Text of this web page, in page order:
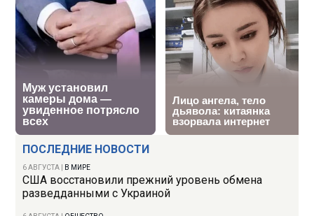
ПОСЛЕДНИЕ НОВОСТИ
6 АВГУСТА В МИРЕ
США восстановили прежний уровень обмена
разведданными с Украиной